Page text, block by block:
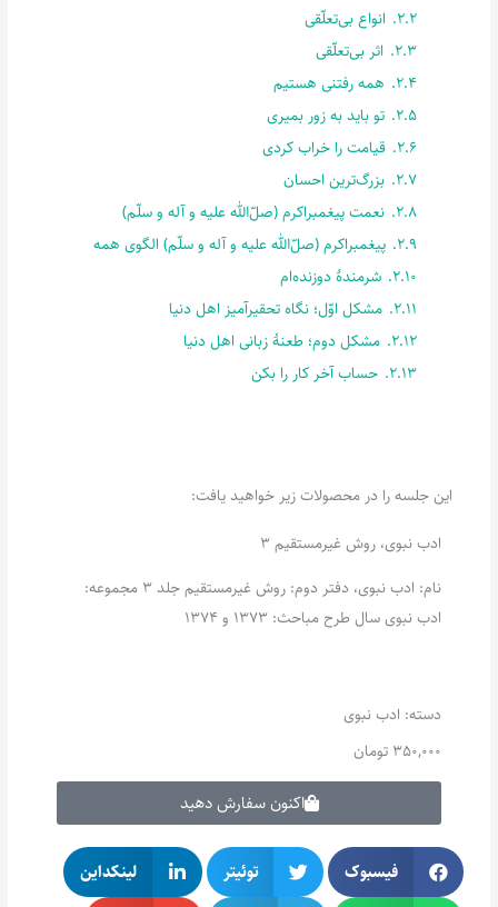
2.2. انواع بی‌تعلّقی
2.3. اثر بی‌تعلّقی
2.4. همه رفتنی هستیم
2.5. تو باید به زور بمیری
2.6. قیامت را خراب کردی
2.7. بزرگ‌ترین احسان
2.8. نعمت پیغمبراکرم (صلّ‌الله علیه و آله و سلّم)
2.9. پیغمبراکرم (صلّ‌الله علیه و آله و سلّم) الگوی همه
2.10. شرمندۀ دوزنده‌ام
2.11. مشکل اوّل؛ نگاه تحقیرآمیز اهل دنیا
2.12. مشکل دوم؛ طعنۀ زبانی اهل دنیا
2.13. حساب آخر کار را بکن
این جلسه را در محصولات زیر خواهید یافت:
ادب نبوی، روش غیرمستقیم 3
نام: ادب نبوی، دفتر دوم: روش غیرمستقیم جلد 3 مجموعه:
ادب نبوی سال طرح مباحث: 1373 و 1374
دسته: ادب نبوی
350,000 تومان
اکنون سفارش دهید
فیسبوک توئیتر
لینکداین